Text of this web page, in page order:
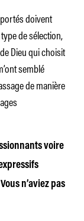
doivent
de sélection,
Dieu qui choisit
semblé
de manière
voire
n’aviez pas